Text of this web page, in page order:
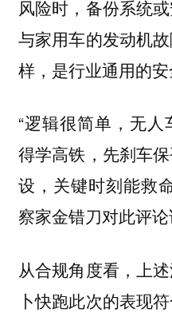
风险时，备份系统
与家用车的发动机
样，是行业通用的安
“逻辑很简单，无
得学高铁，先刹车
设，关键时刻能救
察家金错刀对此评论
从合规角度看，上
卜快跑此次的表现